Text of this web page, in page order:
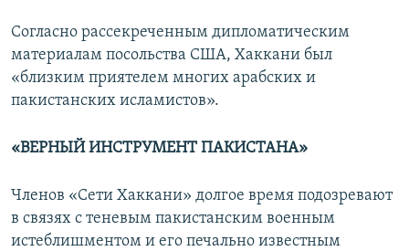
Согласно рассекреченным дипломатическим
материалам посольства США, Хаккани был
«близким приятелем многих арабских и
пакистанских исламистов».
«ВЕРНЫЙ ИНСТРУМЕНТ ПАКИСТАНА»
Членов «Сети Хаккани» долгое время подозревают
в связях с теневым пакистанским военным
истеблишментом и его печально известным